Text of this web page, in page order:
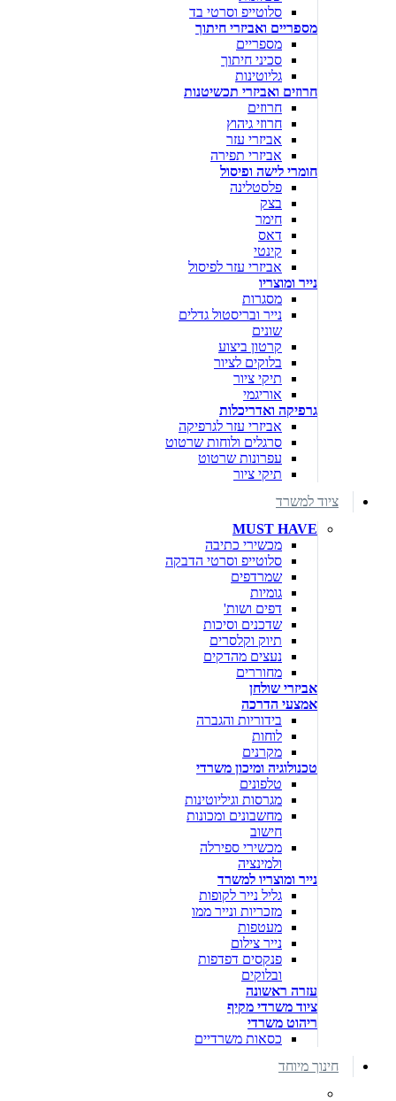
סלוטייפ וסרטי בד
מספריים ואביזרי חיתוך
מספריים
סכיני חיתוך
גליוטינות
חרוזים ואביזרי תכשיטנות
חרוזים
חרוזי גיהוץ
אביזרי עזר
אביזרי תפירה
חומרי לישה ופיסול
פלסטלינה
בצק
חימר
דאס
קינטי
אביזרי עזר לפיסול
נייר ומוצריו
מסגרות
נייר ובריסטול גדלים
שונים
קרטון ביצוע
בלוקים לציור
תיקי ציור
אוריגמי
גרפיקה ואדריכלות
אביזרי עזר לגרפיקה
סרגלים ולוחות שרטוט
עפרונות שרטוט
תיקי ציור
ציוד למשרד
MUST HAVE
מכשירי כתיבה
סלוטייפ וסרטי הדבקה
שמרדפים
גומיות
דפים ושות'
שדכנים וסיכות
תיוק וקלסרים
נעצים מהדקים
מחוררים
אביזרי שולחן
אמצעי הדרכה
בידוריות והגברה
לוחות
מקרנים
טכנולוגיה ומיכון משרדי
טלפונים
מגרסות וגיליוטינות
מחשבונים ומכונות
חישוב
מכשירי ספירלה
ולמינציה
נייר ומוצריו למשרד
גליל נייר לקופות
מזכריות ונייר ממו
מעטפות
נייר צילום
פנקסים דפדפות
ובלוקים
עזרה ראשונה
ציוד משרדי מקיף
ריהוט משרדי
כסאות משרדיים
חינוך מיוחד